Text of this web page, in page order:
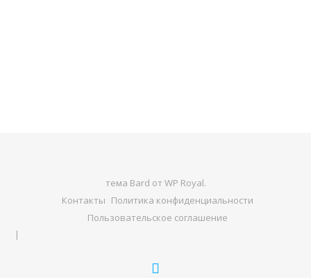
тема Bard от WP Royal.
Контакты Политика конфиденциальности
Пользовательское соглашение